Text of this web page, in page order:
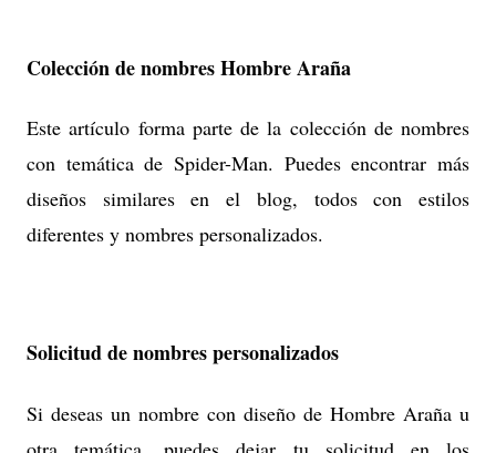
Colección de nombres Hombre Araña
Este artículo forma parte de la colección de nombres
con temática de Spider-Man. Puedes encontrar más
diseños similares en el blog, todos con estilos
diferentes y nombres personalizados.
Solicitud de nombres personalizados
Si deseas un nombre con diseño de Hombre Araña u